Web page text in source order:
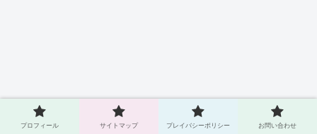
プロフィール サイトマップ プレイバシーポリシー お問い合わせ